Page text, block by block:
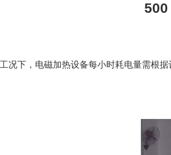
500
况下，电磁加热设备每小时耗电量需根